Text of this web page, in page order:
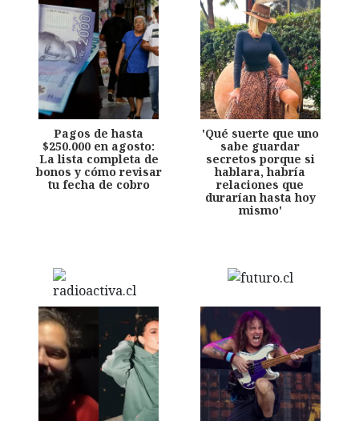
Pagos de hasta
$250.000 en agosto:
La lista completa de
bonos y cómo revisar
tu fecha de cobro
'Qué suerte que uno
sabe guardar
secretos porque si
hablara, habría
relaciones que
durarían hasta hoy
mismo'